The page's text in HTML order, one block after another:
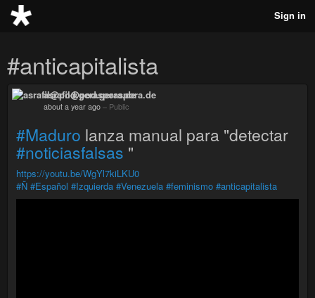
Sign in
#anticapitalista
asrafil@pod.geraspora.de
about a year ago – Public
#Maduro lanza manual para "detectar
#noticiasfalsas "
https://youtu.be/WgYl7kiLKU0
#Ñ #Español #Izquierda #Venezuela #feminismo #anticapitalista